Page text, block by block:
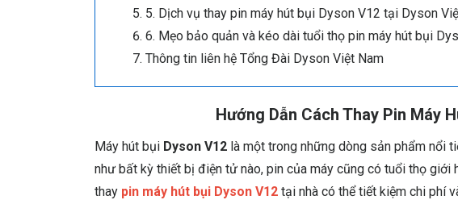
5. Dịch vụ thay pin máy hút bụi Dyson V12 tại Dyson
6. Mẹo bảo quản và kéo dài tuổi thọ pin máy hút bụi
Thông tin liên hệ Tổng Đài Dyson Việt Nam
Hướng Dẫn Cách Thay Pin Máy
Máy hút bụi Dyson V12 là một trong những dòng sản phẩm nổi
như bất kỳ thiết bị điện tử nào, pin của máy cũng có tuổi thọ
thay pin máy hút bụi Dyson V12 tại nhà có thể tiết kiệm chi phí